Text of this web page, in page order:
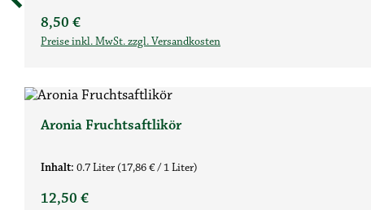
Regulärer Preis:
8,50 €
Preise inkl. MwSt. zzgl. Versandkosten
Aronia Fruchtsaftlikör
Inhalt: 0.7 Liter (17,86 € / 1 Liter)
Regulärer Preis:
12,50 €